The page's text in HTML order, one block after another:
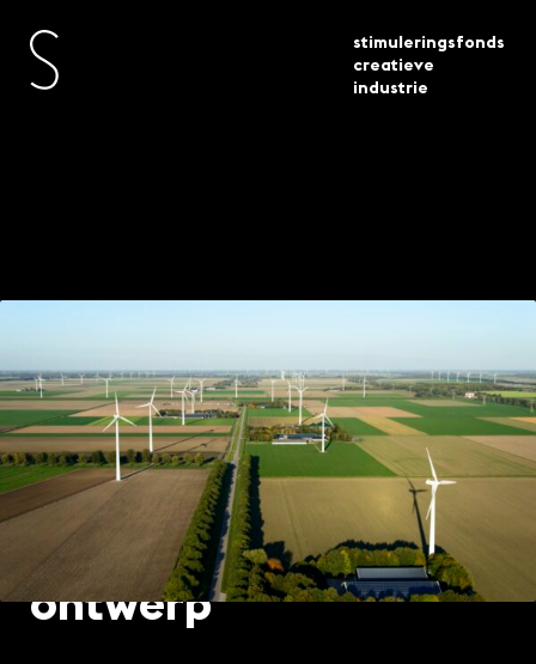
stimuleringsfonds
creatieve
industrie
Longread:
Klimaatadaptatie +
energietransitie =
ontwerp